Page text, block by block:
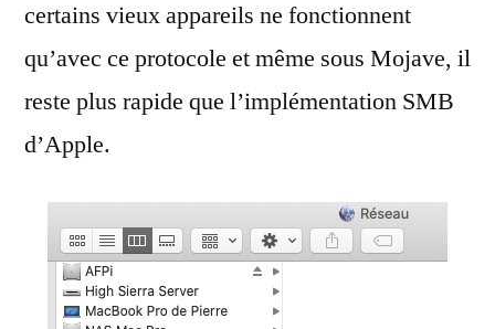
certains vieux appareils ne fonctionnent
qu’avec ce protocole et même sous Mojave, il
reste plus rapide que l’implémentation SMB
d’Apple.